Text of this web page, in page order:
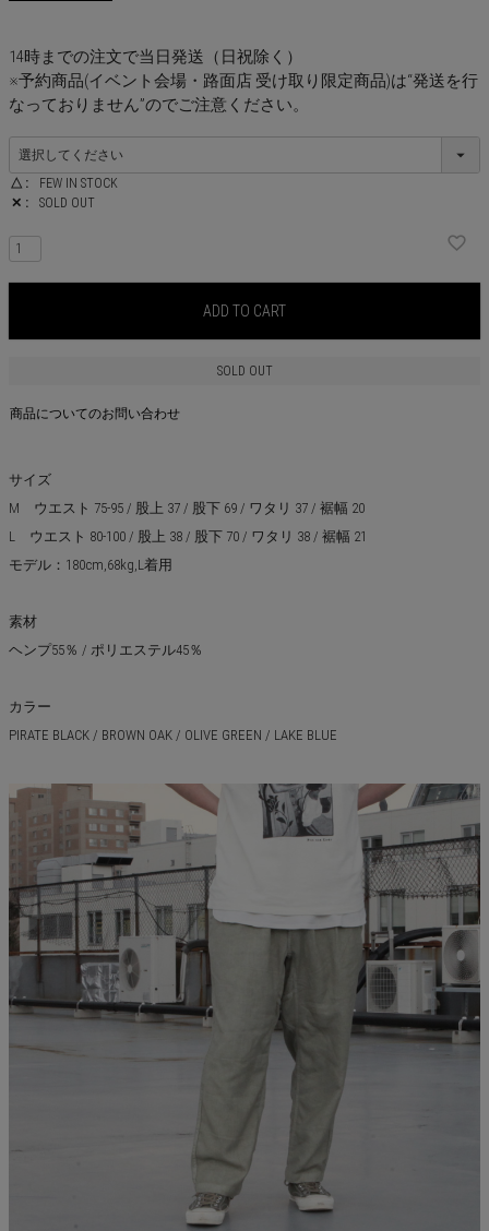
14時までの注文で当日発送（日祝除く）
※予約商品(イベント会場・路面店 受け取り限定商品)は“発送を行
なっておりません”のでご注意ください。
△
FEW IN STOCK
✕
SOLD OUT
ADD TO CART
SOLD OUT
商品についてのお問い合わせ
サイズ
M ウエスト 75-95 / 股上 37 / 股下 69 / ワタリ 37 / 裾幅 20
L ウエスト 80-100 / 股上 38 / 股下 70 / ワタリ 38 / 裾幅 21
モデル：180cm,68kg,L着用
素材
ヘンプ55％ / ポリエステル45％
カラー
PIRATE BLACK / BROWN OAK / OLIVE GREEN / LAKE BLUE